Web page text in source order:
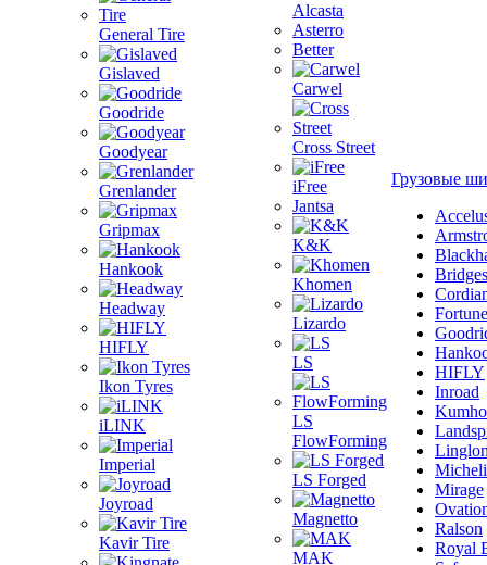
General Tire
Gislaved
Goodride
Goodyear
Grenlander
Gripmax
Hankook
Headway
HIFLY
Ikon Tyres
iLINK
Imperial
Joyroad
Kavir Tire
Alcasta
Asterro
Better
Carwel
Cross Street
iFree
Jantsa
K&K
Khomen
Lizardo
LS
LS
FlowForming
LS Forged
Magnetto
MAK
Грузовые
Fortune
HIFLY
Inroad
Kumho
Mirage
Ralson
Royal